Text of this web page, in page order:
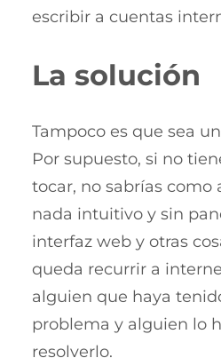
escribir a cuentas
La solución
Tampoco es que sea
Por supuesto, si no
tocar, no sabrías como
nada intuitivo y sin
interfaz web y otras
queda recurrir a
alguien que haya
problema y alguien lo
resolverlo.